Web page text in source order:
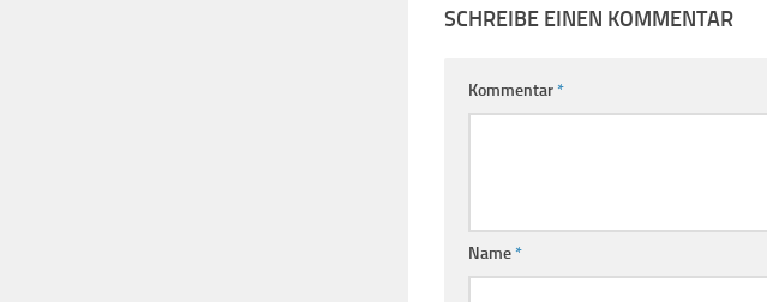
SCHREIBE EINEN KOMMENTAR
Kommentar*
Name*